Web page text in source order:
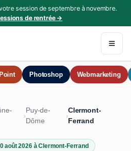
session de septembre à novembre.
de rentrée →
Photoshop Webmarketing
›
Puy-de-
Dôme
›
Clermont-
Ferrand
août 2026 à Clermont-Ferrand